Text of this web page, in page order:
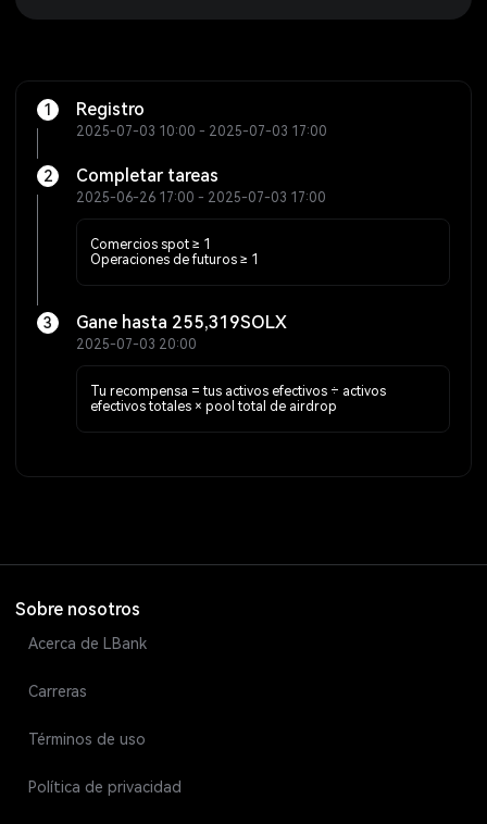
1 Registro
2025-07-03 10:00 - 2025-07-03 17:00
2 Completar tareas
2025-06-26 17:00 - 2025-07-03 17:00
Comercios spot ≥ 1
Operaciones de futuros ≥ 1
3 Gane hasta 255,319SOLX
2025-07-03 20:00
Tu recompensa = tus activos efectivos ÷ activos
efectivos totales × pool total de airdrop
Sobre nosotros
Acerca de LBank
Carreras
Términos de uso
Política de privacidad